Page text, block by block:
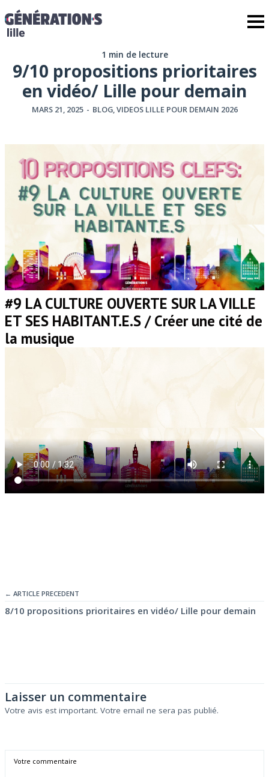
1 min de lecture
9/10 propositions prioritaires
en vidéo/ Lille pour demain
MARS 21, 2025 - BLOG,VIDEOS LILLE POUR DEMAIN 2026
#9 LA CULTURE OUVERTE SUR LA VILLE
ET SES HABITANT.E.S / Créer une cité de
la musique
← ARTICLE PRECEDENT
8/10 propositions prioritaires en vidéo/ Lille pour demain
Laisser un commentaire
Votre avis est important. Votre email ne sera pas publié.